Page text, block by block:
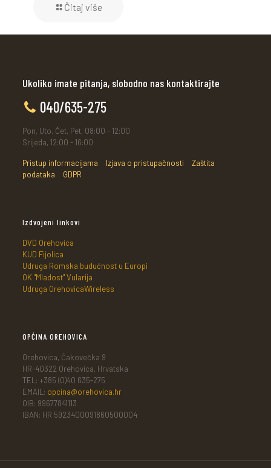
Čitaj više
Ukoliko imate pitanja, slobodno nas kontaktirajte
040/635-275
Pon, Uto, Čet, Pet, 08:00 - 12:00
Srijeda, 12:00 - 16:00
Pristup informacijama Izjava o pristupačnosti
Zaštita
podataka
GDPR
Izdvojeni linkovi
DVD Orehovica
KUD Fijolica
Udruga Romska budućnost u Europi
OK "Mladost" Vularija
Udruga OrehovicaWireless
OPĆINA OREHOVICA
Orehovica, Čakovečka 9
HR-40322 Orehovica, Hrvatska
TEL: +385 (0)40 635-275
EMAIL: opcina@orehovica.hr
OIB: 99677841113
IBAN: HR 5923400091860500004